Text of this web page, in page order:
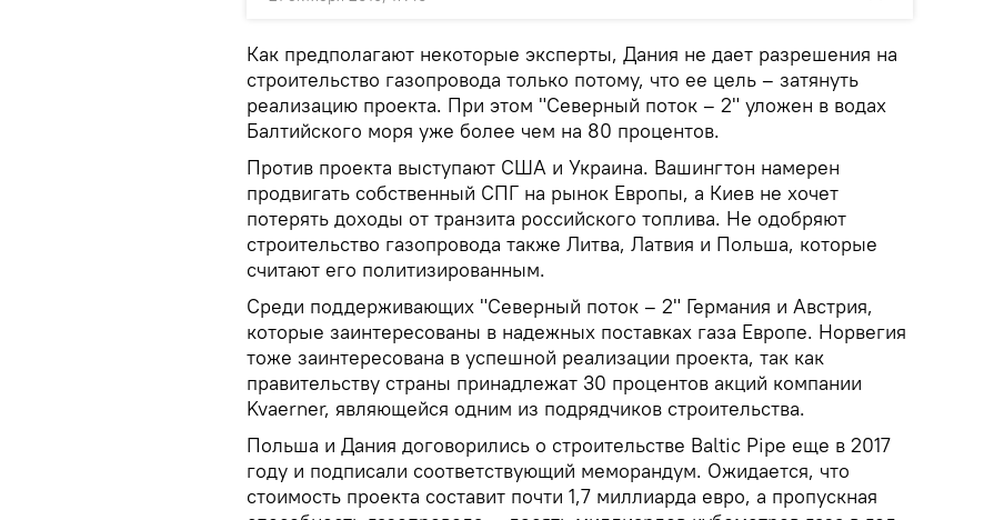
Как предполагают некоторые эксперты, Дания не дает разрешения на
строительство газопровода только потому, что ее цель – затянуть
реализацию проекта. При этом "Северный поток – 2" уложен в водах
Балтийского моря уже более чем на 80 процентов.
Против проекта выступают США и Украина. Вашингтон намерен
продвигать собственный СПГ на рынок Европы, а Киев не хочет
потерять доходы от транзита российского топлива. Не одобряют
строительство газопровода также Литва, Латвия и Польша, которые
считают его политизированным.
Среди поддерживающих "Северный поток – 2" Германия и Австрия,
которые заинтересованы в надежных поставках газа Европе. Норвегия
тоже заинтересована в успешной реализации проекта, так как
правительству страны принадлежат 30 процентов акций компании
Kvaerner, являющейся одним из подрядчиков строительства.
Польша и Дания договорились о строительстве Baltic Pipe еще в 2017
году и подписали соответствующий меморандум. Ожидается, что
стоимость проекта составит почти 1,7 миллиарда евро, а пропускная